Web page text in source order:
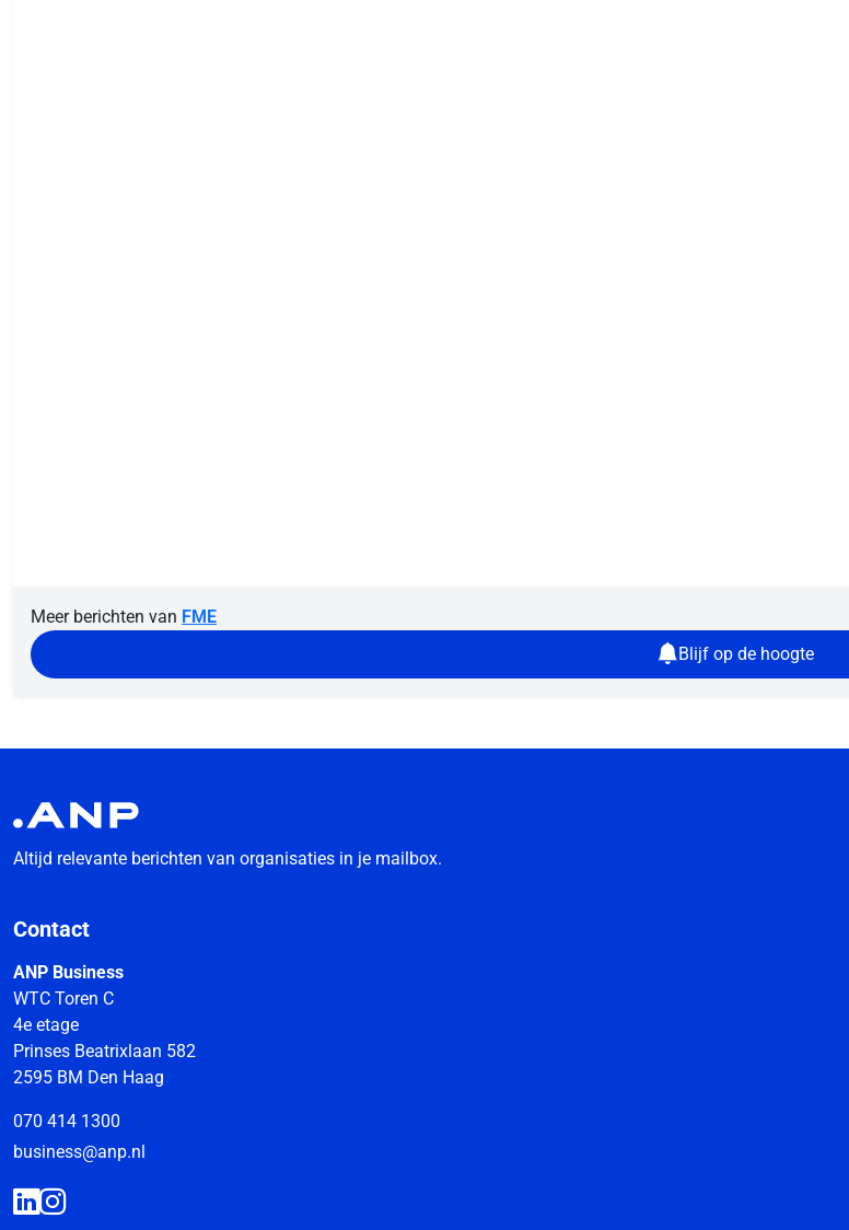
Meer berichten van FME
Blijf op de hoogte
Altijd relevante berichten van organisaties in je mailbox.
Contact
ANP Business
WTC Toren C
4e etage
Prinses Beatrixlaan 582
2595 BM Den Haag
070 414 1300
business@anp.nl